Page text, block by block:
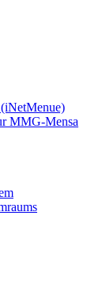
MMG-Mensa